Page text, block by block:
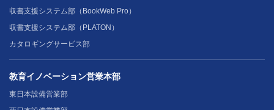
収書支援システム部（BookWeb Pro）
収書支援システム部（PLATON）
カタロギングサービス部
教育イノベーション営業本部
東日本設備営業部